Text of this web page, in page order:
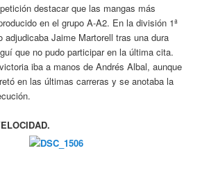
destacar que las mangas más
en el grupo A-A2. En la división 1ª
adjudicaba Jaime Martorell tras una dura
que no pudo participar en la última cita.
iba a manos de Andrés Albal, aunque
en las últimas carreras y se anotaba la